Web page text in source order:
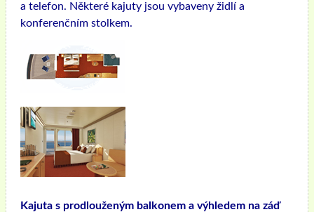
a telefon. Některé kajuty jsou vybaveny židlí a
konferenčním stolkem.
Kajuta s prodlouženým balkonem a výhledem na záď